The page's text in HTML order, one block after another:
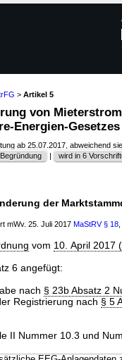
> Artikel 5
von
Energien-
ab 25.07.2017, abweichend
| wird in 6
der
mWv. 25. Juli 2017 MaStRV § 18
vom 10. April 2017
6 angefügt:
nach § 23b Absatz 2
Registrierung nach § 5
II Nummer 10.3 und